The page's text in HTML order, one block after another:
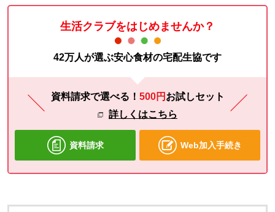
生活クラブをはじめませんか？
42万人が選ぶ安心食材の宅配生協です
資料請求で選べる！ 500円 お試しセット
詳しくはこちら
資料請求 Web加入手続き